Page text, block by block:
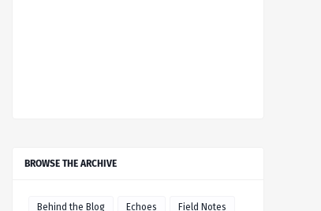
BROWSE THE ARCHIVE
Behind the Blog Echoes Field Notes